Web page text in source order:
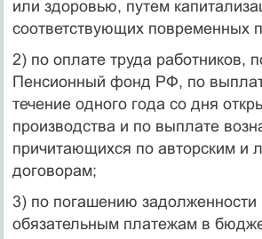
или здоровью, путем
соответствующих повременных
2) по оплате труда работников,
Пенсионный фонд РФ, по
течение одного года со дня
производства и по выплате
причитающихся по авторским и
договорам;
3) по погашению задолженности
обязательным платежам в